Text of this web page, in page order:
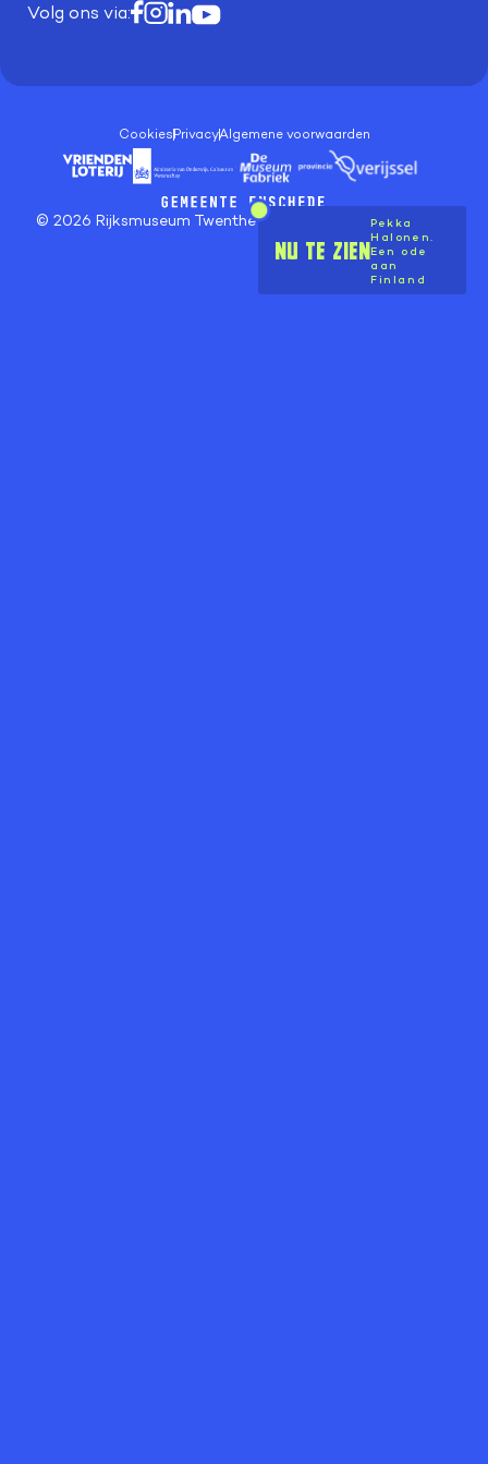
NU TE ZIEN
Pekka
Halonen.
Een ode
aan
Finland
Volg ons via:
CookiesPrivacyAlgemene voorwaarden
© 2026 Rijksmuseum Twenthe | Realisatie ArticaxKodea